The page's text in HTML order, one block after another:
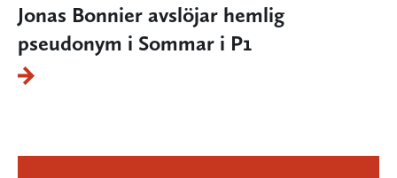
Jonas Bonnier avslöjar hemlig
pseudonym i Sommar i P1